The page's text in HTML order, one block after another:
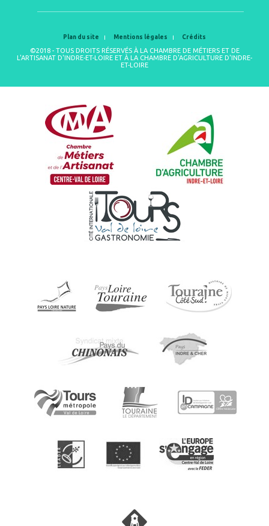
Plan du site Mentions légales Crédits
©2018 - TOUS DROITS RÉSERVÉS À LA CHAMBRE DE MÉTIERS ET DE
L'ARTISANAT D'INDRE-ET-LOIRE ET À LA CHAMBRE D'AGRICULTURE D'INDRE-
ET-LOIRE